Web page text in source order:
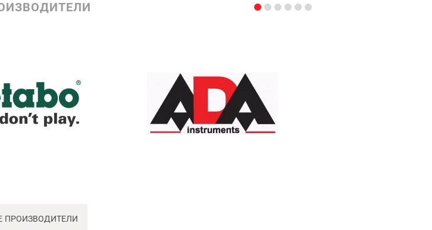
ПРОИЗВОДИТЕЛИ